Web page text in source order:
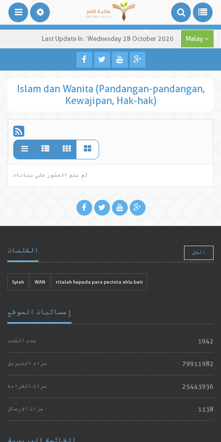
Last Update In : Wednesday 28 October 2020 Malay
Islam dan Wanita (Pandangan-pandangan,
Kewajipan, Hak-hak)
لم يتم العثور علي بيانات
الكلمات الكل
Syiah WAN risalah kepada para pecinta ahlu bait
إحصائيات الموقع
عدد الكتب 1942
مرات التنزيل 79911982
مرات القراءة 25443936
مرات الارسال 1138